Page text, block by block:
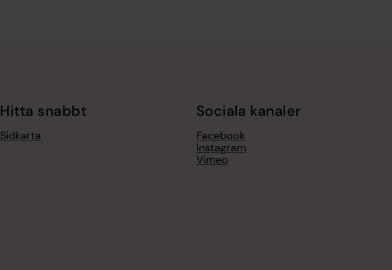
Hitta snabbt
Sidkarta
Sociala kanaler
Facebook
Instagram
Vimeo